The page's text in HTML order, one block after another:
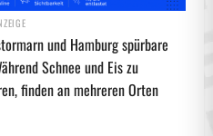
und Hamburg spürbare
Schnee und Eis zu
finden an mehreren Orten